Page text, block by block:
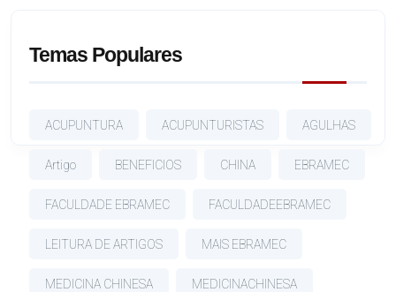
Temas Populares
ACUPUNTURA ACUPUNTURISTAS AGULHAS
Artigo BENEFICIOS CHINA EBRAMEC
FACULDADE EBRAMEC FACULDADEEBRAMEC
LEITURA DE ARTIGOS MAIS EBRAMEC
MEDICINA CHINESA MEDICINACHINESA